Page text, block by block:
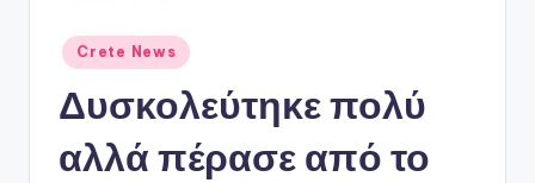
P
Αναρτήθηκε
σε
Crete News
Δυσκολεύτηκε πολύ
αλλά πέρασε από το